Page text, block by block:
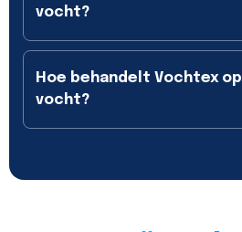
vocht?
Hoe behandelt Vochtex
vocht?